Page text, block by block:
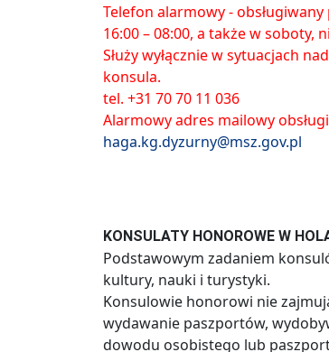
Telefon alarmowy -
16:00 – 08:00, a także w soboty,
Służy wyłącznie w sytuacjach
konsula.
tel. +31 70 70 11 036
Alarmowy adres mailowy
haga.kg.dyzurny@msz.gov.pl
KONSULATY HONOROWE W
Podstawowym zadaniem
kultury, nauki i turystyki.
Konsulowie honorowi nie
wydawanie paszportów,
dowodu osobistego lub